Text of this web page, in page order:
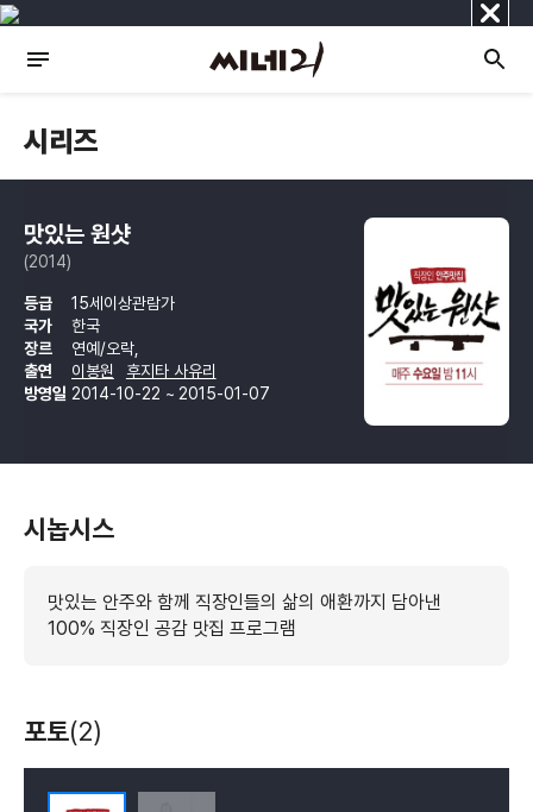
닫
기
시리즈
맛있는 원샷
(2014)
등급
15세이상관람가
국가
한국
장르
연예/오락,
출연
이봉원
후지타 사유리
방영일 2014-10-22 ~ 2015-01-07
시놉시스
맛있는 안주와 함께 직장인들의 삶의 애환까지 담아낸
100% 직장인 공감 맛집 프로그램
포토(2)